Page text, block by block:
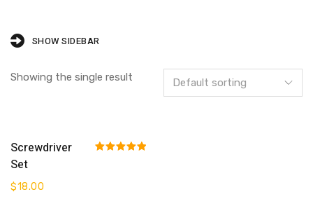
SHOW SIDEBAR
Showing the single result
Add To Cart
Screwdriver
Set
$18.00